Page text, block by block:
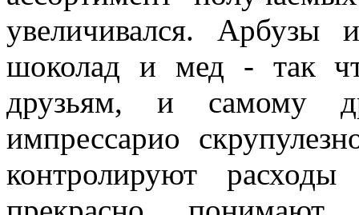
увеличивался.
шоколад и мед - так
друзьям, и самому
импрессарио
контролируют